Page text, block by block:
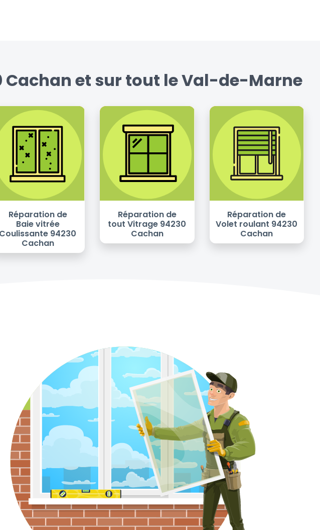
Cachan et sur tout le Val-de-Marne
Réparation de
Baie vitrée
Coulissante 94230
Cachan
Réparation de
tout Vitrage 94230
Cachan
Réparation de
Volet roulant 94230
Cachan